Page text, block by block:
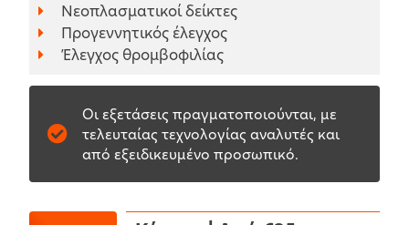
Νεοπλασματικοί δείκτες
Προγεννητικός έλεγχος
Έλεγχος θρομβοφιλίας
Οι εξετάσεις πραγματοποιούνται, με
τελευταίας τεχνολογίας αναλυτές και
από εξειδικευμένο προσωπικό.